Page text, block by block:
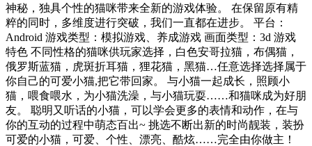
神秘，独具个性的猫咪带来全新的游戏体验。 在保留原有精
粹的同时，多维度进行突破，我们一直都在进步。 平台：
Android 游戏类型：模拟游戏、养成游戏 画面类型：3d 游戏
特色 不同性格的猫咪供玩家选择，白色安哥拉猫，布偶猫，
俄罗斯蓝猫，虎斑折耳猫，狸花猫，黑猫…任意选择选择属于
你自己的可爱小猫,把它带回家。 与小猫一起成长，照顾小
猫，喂食喂水，为小猫洗澡，与小猫玩耍……和猫咪成为好朋
友。 聪明又听话的小猫，可以学会更多的表情和动作，在与
你的互动的过程中萌态百出~ 挑选不断出新的时尚靓装，装扮
可爱的小猫，可爱、个性、漂亮、酷炫……完全由你做主！